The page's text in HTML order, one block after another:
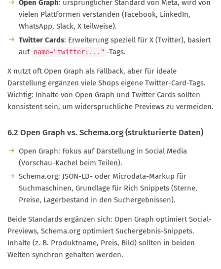
Open Graph: ursprünglicher Standard von Meta, wird von
vielen Plattformen verstanden (Facebook, LinkedIn,
WhatsApp, Slack, X teilweise).
Twitter Cards: Erweiterung speziell für X (Twitter), basiert
auf name="twitter:..." -Tags.
X nutzt oft Open Graph als Fallback, aber für ideale
Darstellung ergänzen viele Shops eigene Twitter-Card-Tags.
Wichtig: Inhalte von Open Graph und Twitter Cards sollten
konsistent sein, um widersprüchliche Previews zu vermeiden.
6.2 Open Graph vs. Schema.org (strukturierte Daten)
Open Graph: Fokus auf Darstellung in Social Media
(Vorschau-Kachel beim Teilen).
Schema.org: JSON-LD- oder Microdata-Markup für
Suchmaschinen, Grundlage für Rich Snippets (Sterne,
Preise, Lagerbestand in den Suchergebnissen).
Beide Standards ergänzen sich: Open Graph optimiert Social-
Previews, Schema.org optimiert Suchergebnis-Snippets.
Inhalte (z. B. Produktname, Preis, Bild) sollten in beiden
Welten synchron gehalten werden.